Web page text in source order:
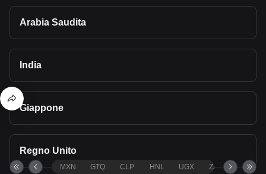
Arabia Saudita
India
Giappone
Regno Unito
MXN GTQ CLP HNL UGX ZAR TND